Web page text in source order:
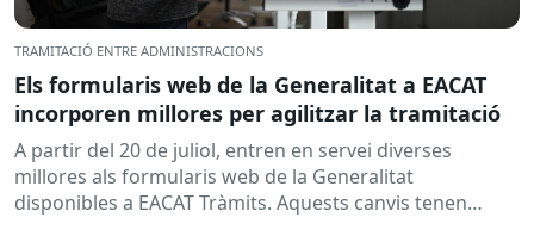
TRAMITACIÓ ENTRE ADMINISTRACIONS
Els formularis web de la Generalitat a EACAT
incorporen millores per agilitzar la tramitació
A partir del 20 de juliol, entren en servei diverses
millores als formularis web de la Generalitat
disponibles a EACAT Tràmits. Aquests canvis tenen